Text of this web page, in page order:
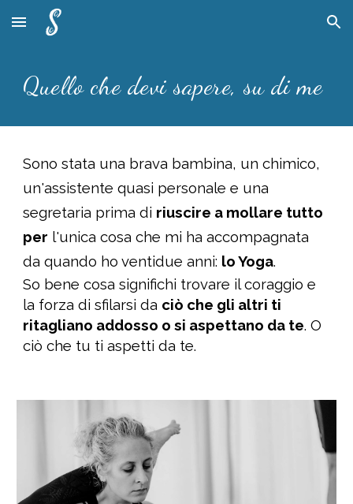
Skip to main content Skip to navigation
Quello che devi sapere, su di me
Sono stata una brava bambina, un chimico,
un'assistente quasi personale e una
segretaria prima di riuscire a mollare tutto
per l'unica cosa che mi ha accompagnata
da quando ho ventidue anni: lo Yoga.
So bene cosa significhi trovare il coraggio e
la forza di sfilarsi da ciò che gli altri ti
ritagliano addosso o si aspettano da te. O
ciò che tu ti aspetti da te.